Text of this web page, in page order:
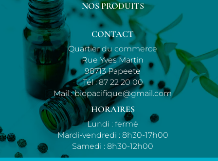
NOS PRODUITS
CONTACT
Quartier du commerce
Rue Yves Martin
98713 Papeete
Tél :87 22 20 00
Mail :biopacifique@gmail.com
HORAIRES
Lundi : fermé
Mardi-vendredi : 8h30-17h00
Samedi : 8h30-12h00